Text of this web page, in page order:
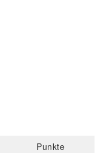
Punkte